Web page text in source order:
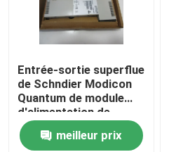
Entrée-sortie superflue
de Schndier Modicon
Quantum de module
d'alimentation de
l'énergie
140DRC83000
meilleur prix